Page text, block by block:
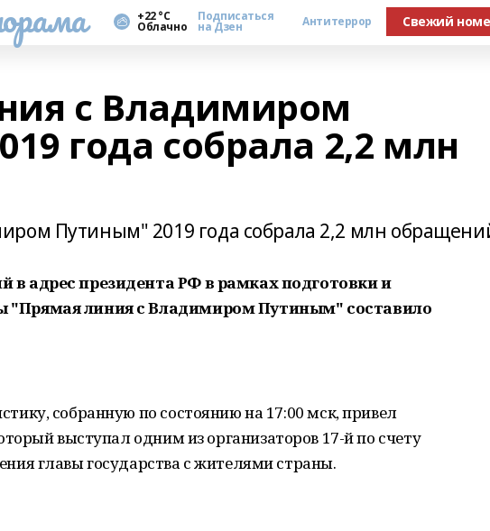
+22 °С
Облачно
Подписаться
на Дзен Антитеррор Свежий
с Владимиром
года собрала 2,2 млн
Путиным" 2019 года собрала 2,2 млн
в адрес президента РФ в рамках подготовки и
"Прямая линия с Владимиром Путиным" составило
собранную по состоянию на 17:00 мск, привел
выступал одним из организаторов 17-й по счету
главы государства с жителями страны.